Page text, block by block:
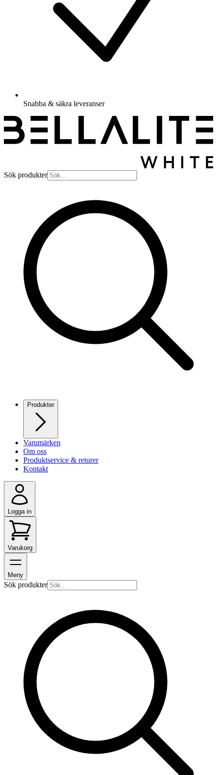
Snabba & säkra leveranser
Sök produkter
Produkter
Varumärken
Om oss
Produktservice & returer
Kontakt
Logga in
Varukorg
Meny
Sök produkter